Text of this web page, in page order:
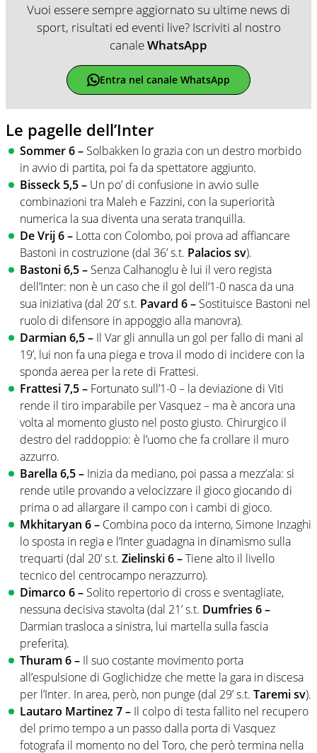
Vuoi essere sempre aggiornato su ultime news di
sport, risultati ed eventi live? Iscriviti al nostro
canaleWhatsApp
Entra nel canale WhatsApp
Le pagelle dell’Inter
Sommer 6 – Solbakken lo grazia con un destro morbido
in avvio di partita, poi fa da spettatore aggiunto.
Bisseck 5,5 – Un po’ di confusione in avvio sulle
combinazioni tra Maleh e Fazzini, con la superiorità
numerica la sua diventa una serata tranquilla.
De Vrij 6 – Lotta con Colombo, poi prova ad affiancare
Bastoni in costruzione (dal 36’ s.t. Palacios sv).
Bastoni 6,5 – Senza Calhanoglu è lui il vero regista
dell’Inter: non è un caso che il gol dell’1-0 nasca da una
sua iniziativa (dal 20’ s.t. Pavard 6 – Sostituisce Bastoni nel
ruolo di difensore in appoggio alla manovra).
Darmian 6,5 – Il Var gli annulla un gol per fallo di mani al
19’, lui non fa una piega e trova il modo di incidere con la
sponda aerea per la rete di Frattesi.
Frattesi 7,5 – Fortunato sull’1-0 – la deviazione di Viti
rende il tiro imparabile per Vasquez – ma è ancora una
volta al momento giusto nel posto giusto. Chirurgico il
destro del raddoppio: è l’uomo che fa crollare il muro
azzurro.
Barella 6,5 – Inizia da mediano, poi passa a mezz’ala: si
rende utile provando a velocizzare il gioco giocando di
prima o ad allargare il campo con i cambi di gioco.
Mkhitaryan 6 – Combina poco da interno, Simone Inzaghi
lo sposta in regia e l’Inter guadagna in dinamismo sulla
trequarti (dal 20’ s.t. Zielinski 6 –Tiene alto il livello
tecnico del centrocampo nerazzurro).
Dimarco 6 – Solito repertorio di cross e sventagliate,
nessuna decisiva stavolta (dal 21’ s.t. Dumfries 6 –
Darmian trasloca a sinistra, lui martella sulla fascia
preferita).
Thuram 6 – Il suo costante movimento porta
all’espulsione di Goglichidze che mette la gara in discesa
per l’Inter. In area, però, non punge (dal 29’ s.t. Taremi sv).
Lautaro Martinez 7 – Il colpo di testa fallito nel recupero
del primo tempo a un passo dalla porta di Vasquez
fotografa il momento no del Toro, che però termina nella